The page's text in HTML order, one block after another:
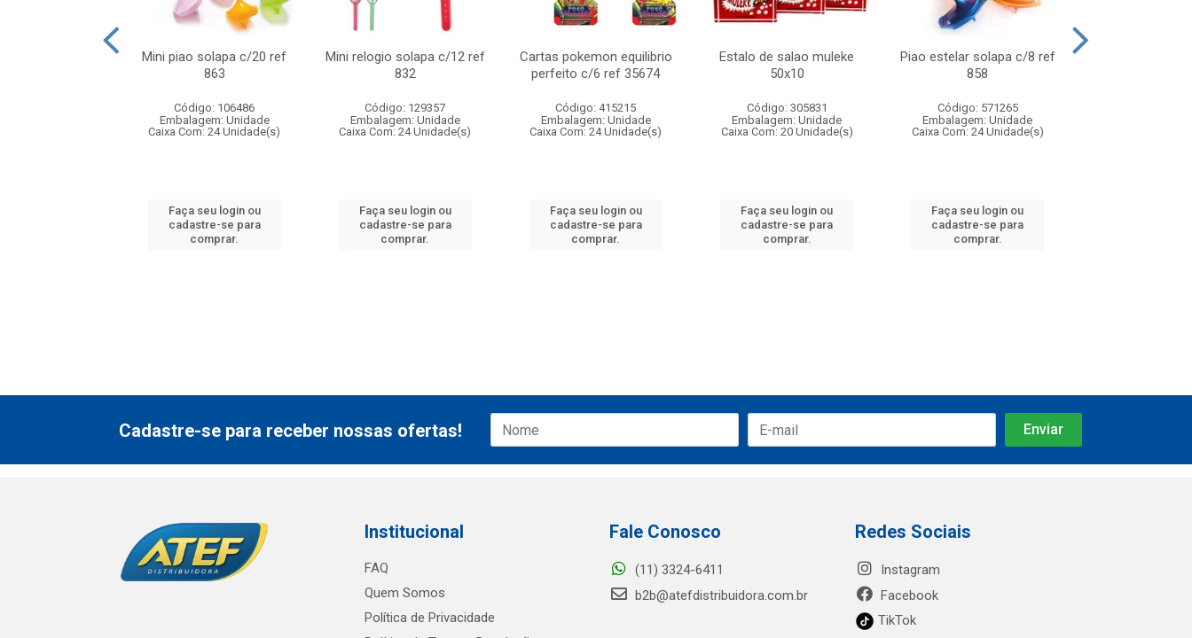
Mini piao solapa c/20 ref
863
Código: 106486
Embalagem: Unidade
Caixa Com: 24 Unidade(s)
Faça seu login ou
cadastre-se para
comprar.
Mini relogio solapa c/12 ref
832
Código: 129357
Embalagem: Unidade
Caixa Com: 24 Unidade(s)
Faça seu login ou
cadastre-se para
comprar.
Cartas pokemon equilibrio
perfeito c/6 ref 35674
Código: 415215
Embalagem: Unidade
Caixa Com: 24 Unidade(s)
Faça seu login ou
cadastre-se para
comprar.
Estalo de salao muleke
50x10
Código: 305831
Embalagem: Unidade
Caixa Com: 20 Unidade(s)
Faça seu login ou
cadastre-se para
comprar.
Piao estelar solapa c/8 ref
858
Código: 571265
Embalagem: Unidade
Caixa Com: 24 Unidade(s)
Faça seu login ou
cadastre-se para
comprar.
Cadastre-se para receber nossas ofertas!
Institucional
FAQ
Quem Somos
Política de Privacidade
Fale Conosco
(11) 3324-6411
b2b@atefdistribuidora.com.br
Redes Sociais
Instagram
Facebook
TikTok